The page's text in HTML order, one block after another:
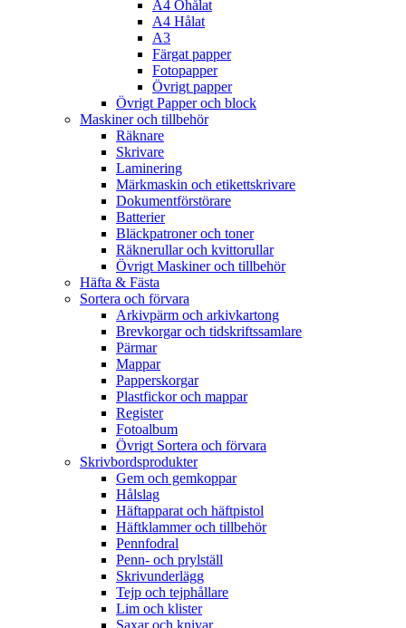
A4 Ohålat
A4 Hålat
A3
Färgat papper
Fotopapper
Övrigt papper
Övrigt Papper och block
Maskiner och tillbehör
Räknare
Skrivare
Laminering
Märkmaskin och etikettskrivare
Dokumentförstörare
Batterier
Bläckpatroner och toner
Räknerullar och kvittorullar
Övrigt Maskiner och tillbehör
Häfta & Fästa
Sortera och förvara
Arkivpärm och arkivkartong
Brevkorgar och tidskriftssamlare
Pärmar
Mappar
Papperskorgar
Plastfickor och mappar
Register
Fotoalbum
Övrigt Sortera och förvara
Skrivbordsprodukter
Gem och gemkoppar
Hålslag
Häftapparat och häftpistol
Häftklammer och tillbehör
Pennfodral
Penn- och prylställ
Skrivunderlägg
Tejp och tejphållare
Lim och klister
Saxar och knivar